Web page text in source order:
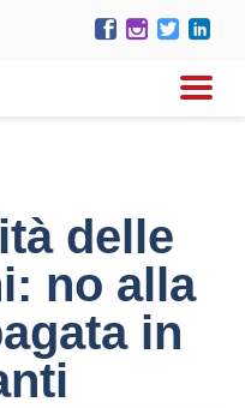
delle
no alla
in